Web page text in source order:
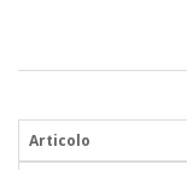
Articolo